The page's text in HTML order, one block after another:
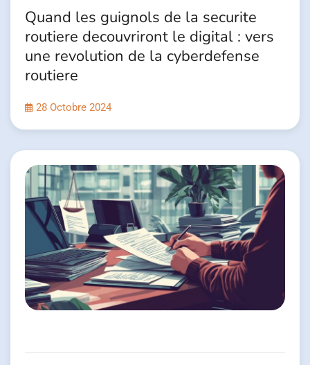
Quand les guignols de la securite
routiere decouvriront le digital : vers
une revolution de la cyberdefense
routiere
28 Octobre 2024